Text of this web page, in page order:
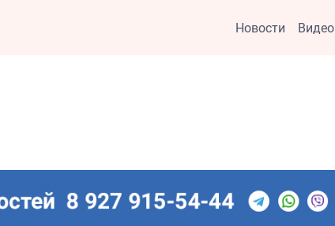
Новости Видео